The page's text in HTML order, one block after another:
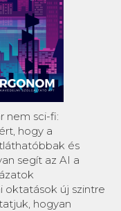
nem sci-fi:
hogy a
és
segít az AI a
oktatások új szintre
hogyan